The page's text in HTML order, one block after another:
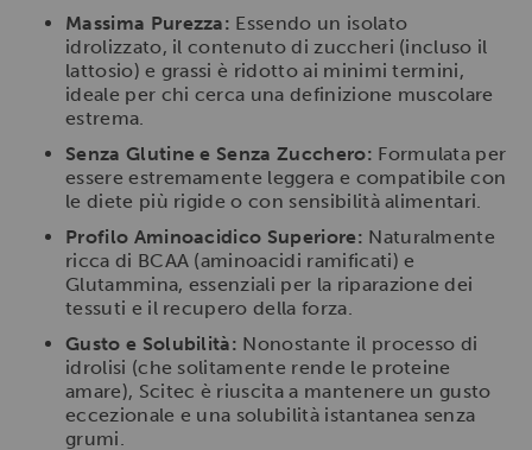
Massima Purezza: Essendo un isolato
idrolizzato, il contenuto di zuccheri (incluso il
lattosio) e grassi è ridotto ai minimi termini,
ideale per chi cerca una definizione muscolare
estrema.
Senza Glutine e Senza Zucchero: Formulata per
essere estremamente leggera e compatibile con
le diete più rigide o con sensibilità alimentari.
Profilo Aminoacidico Superiore: Naturalmente
ricca di BCAA (aminoacidi ramificati) e
Glutammina, essenziali per la riparazione dei
tessuti e il recupero della forza.
Gusto e Solubilità: Nonostante il processo di
idrolisi (che solitamente rende le proteine
amare), Scitec è riuscita a mantenere un gusto
eccezionale e una solubilità istantanea senza
grumi.